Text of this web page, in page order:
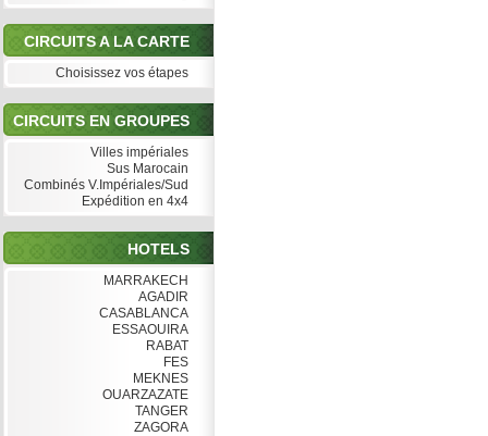
CIRCUITS A LA CARTE
Choisissez vos étapes
CIRCUITS EN GROUPES
Villes impériales
Sus Marocain
Combinés V.Impériales/Sud
Expédition en 4x4
HOTELS
MARRAKECH
AGADIR
CASABLANCA
ESSAOUIRA
RABAT
FES
MEKNES
OUARZAZATE
TANGER
ZAGORA